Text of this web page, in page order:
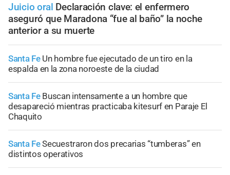
Juicio oral Declaración clave: el enfermero
aseguró que Maradona “fue al baño” la noche
anterior a su muerte
Santa Fe Un hombre fue ejecutado de un tiro en la
espalda en la zona noroeste de la ciudad
Santa Fe Buscan intensamente a un hombre que
desapareció mientras practicaba kitesurf en Paraje El
Chaquito
Santa FeSecuestraron dos precarias “tumberas” en
distintos operativos